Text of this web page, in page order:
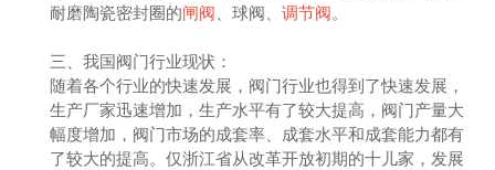
耐磨陶瓷密封圈的闸阀、球阀、 调节阀。
三、我国阀门行业现状：
随着各个行业的快速发展，阀门行业也得到了快速发展，
生产厂家迅速增加，生产水平有了较大提高，阀门产量大
幅度增加，阀门市场的成套率、成套水平和成套能力都有
了较大的提高。仅浙江省从改革开放初期的十儿家，发展